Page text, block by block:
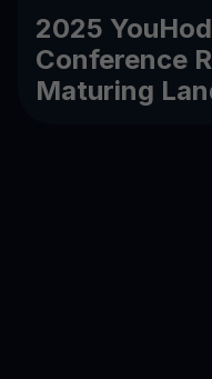
2025
Conference
Maturing